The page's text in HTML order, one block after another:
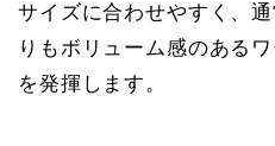
サイズに合わせやすく、
りもボリューム感のある
を発揮します。